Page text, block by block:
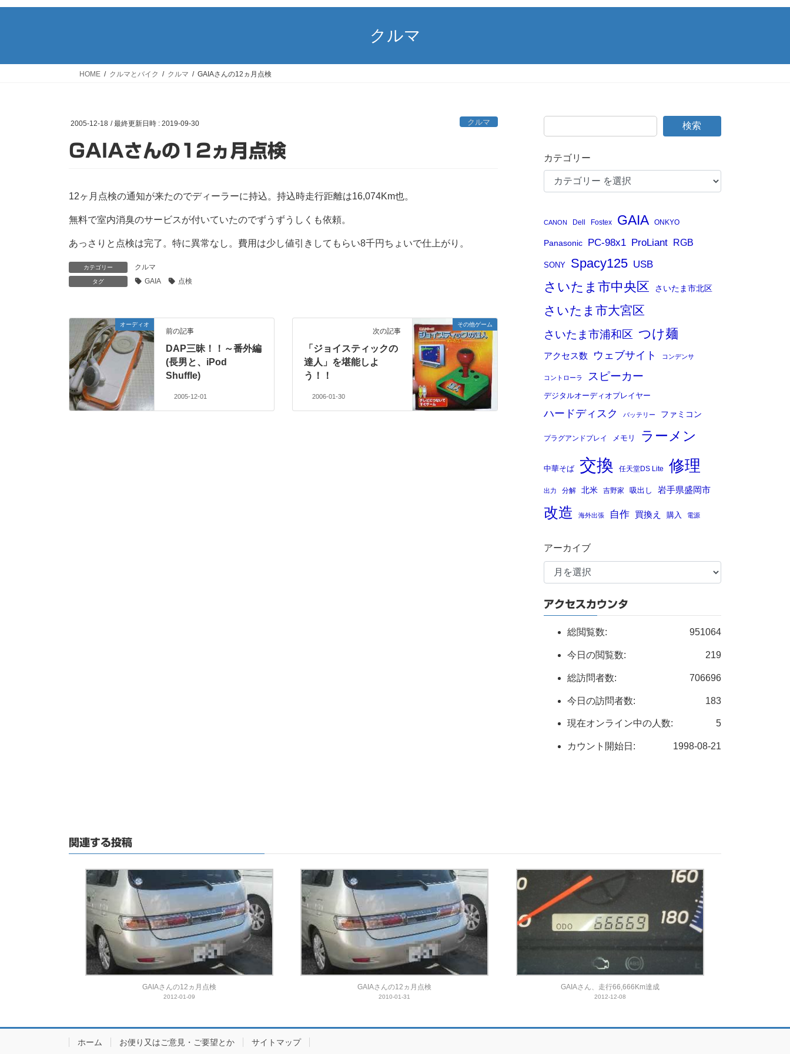
クルマ
HOME クルマとバイク クルマ GAIAさんの12ヵ月点検
2005-12-18 / 最終更新日時 : 2019-09-30 クルマ
GAIAさんの12ヵ月点検
12ヶ月点検の通知が来たのでディーラーに持込。持込時走行距離は16,074Km也。
無料で室内消臭のサービスが付いていたのでずうずうしくも依頼。
あっさりと点検は完了。特に異常なし。費用は少し値引きしてもらい8千円ちょいで仕上がり。
カテゴリー クルマ
タグ GAIA 点検
オーディオ
前の記事
DAP三昧！！～番外編
(長男と、iPod
Shuffle)
2005-12-01
その他ゲーム
次の記事
「ジョイスティックの
達人」を堪能しよ
う！！
2006-01-30
検索
カテゴリー
CANON Dell Fostex GAIA ONKYO
Panasonic PC-98x1 ProLiant RGB
SONY Spacy125 USB
さいたま市中央区 さいたま市北区
さいたま市大宮区
さいたま市浦和区 つけ麺
アクセス数 ウェブサイト コンデンサ
コントローラ スピーカー
デジタルオーディオプレイヤー
ハードディスク バッテリー ファミコン
プラグアンドプレイ メモリ ラーメン
中華そば 交換 任天堂DS Lite 修理
出力 分解 北米 吉野家 吸出し 岩手県盛岡市
改造 海外出張 自作 買換え 購入 電源
アーカイブ
アクセスカウンタ
951064
総閲覧数:
219
今日の閲覧数:
706696
総訪問者数:
183
今日の訪問者数:
5
現在オンライン中の人数:
1998-08-21
カウント開始日:
関連する投稿
GAIAさんの12ヵ月点検
2012-01-09
GAIAさんの12ヵ月点検
2010-01-31
GAIAさん、走行66,666Km達成
2012-12-08
ホーム お便り又はご意見・ご要望とか サイトマップ